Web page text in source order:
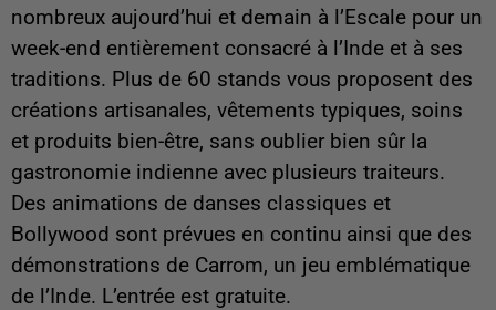
nombreux aujourd’hui et demain à l’Escale pour un
week-end entièrement consacré à l’Inde et à ses
traditions. Plus de 60 stands vous proposent des
créations artisanales, vêtements typiques, soins
et produits bien-être, sans oublier bien sûr la
gastronomie indienne avec plusieurs traiteurs.
Des animations de danses classiques et
Bollywood sont prévues en continu ainsi que des
démonstrations de Carrom, un jeu emblématique
de l’Inde. L’entrée est gratuite.